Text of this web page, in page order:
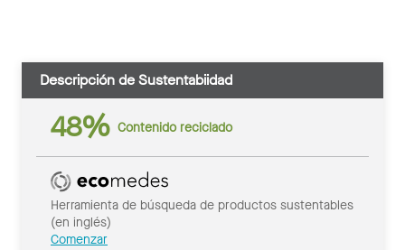
Descripción de Sustentabiidad
48% Contenido reciclado
Herramienta de búsqueda de productos sustentables
(en inglés)
Comenzar